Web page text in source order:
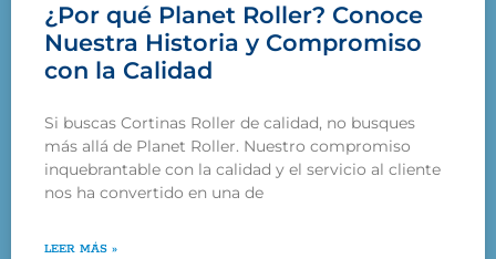
¿Por qué Planet Roller? Conoce
Nuestra Historia y Compromiso
con la Calidad
Si buscas Cortinas Roller de calidad, no busques
más allá de Planet Roller. Nuestro compromiso
inquebrantable con la calidad y el servicio al cliente
nos ha convertido en una de
LEER MÁS »